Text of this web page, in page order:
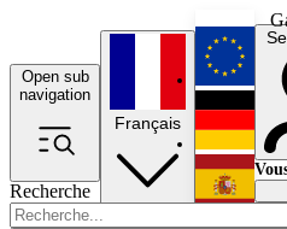
Open sub
navigation
Recherche
Français